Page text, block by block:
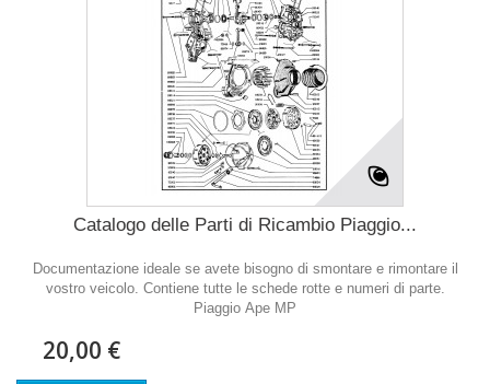
Catalogo delle Parti di Ricambio Piaggio...
Documentazione ideale se avete bisogno di smontare e rimontare il
vostro veicolo. Contiene tutte le schede rotte e numeri di parte.
Piaggio Ape MP
20,00 €